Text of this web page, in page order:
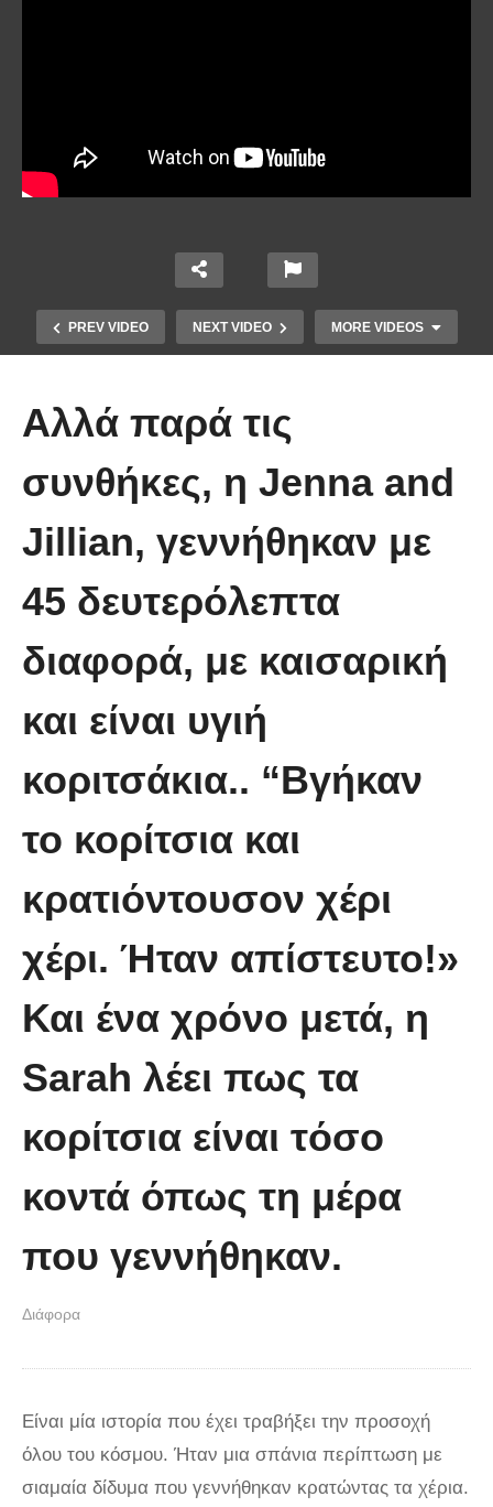
PREV VIDEO NEXT VIDEO MORE VIDEOS
άτυχη μέρα στη δουλειά
Αλλά παρά τις
συνθήκες, η Jenna and
Jillian, γεννήθηκαν με
45 δευτερόλεπτα
διαφορά, με καισαρική
και είναι υγιή
κοριτσάκια.. “Βγήκαν
το κορίτσια και
κρατιόντουσον χέρι
χέρι. Ήταν απίστευτο!»
Και ένα χρόνο μετά, η
Sarah λέει πως τα
κορίτσια είναι τόσο
κοντά όπως τη μέρα
που γεννήθηκαν.
Διάφορα
Είναι μία ιστορία που έχει τραβήξει την προσοχή
όλου του κόσμου. Ήταν μια σπάνια περίπτωση με
σιαμαία δίδυμα που γεννήθηκαν κρατώντας τα χέρια.